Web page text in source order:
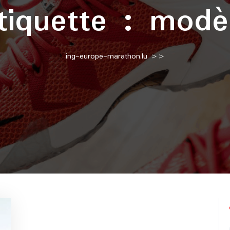
:
ing-europe-marathon.lu>>